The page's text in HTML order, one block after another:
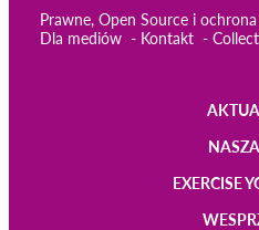
Prawne, Open Source i
Dla mediów
Kontakt
EXERCISE